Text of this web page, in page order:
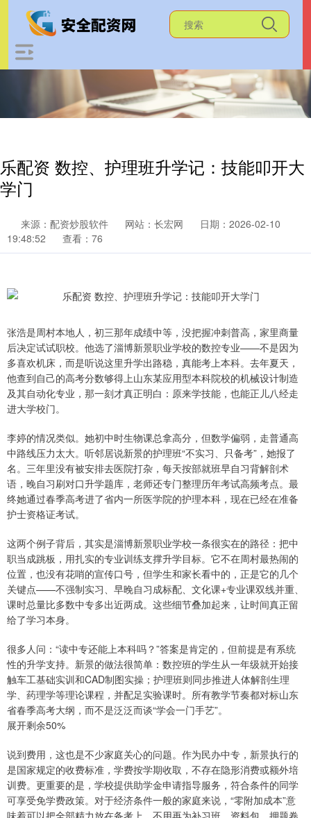
乐配资 数控、护理班升学记：技能叩开大
学门
来源：配资炒股软件 网站：长宏网
日期：2026-02-10
19:48:52
查看：76
张浩是周村本地人，初三那年成绩中等，没把握冲刺普高，家里商量
后决定试试职校。他选了淄博新景职业学校的数控专业——不是因为
多喜欢机床，而是听说这里升学出路稳，真能考上本科。去年夏天，
他查到自己的高考分数够得上山东某应用型本科院校的机械设计制造
及其自动化专业，那一刻才真正明白：原来学技能，也能正儿八经走
进大学校门。
李婷的情况类似。她初中时生物课总拿高分，但数学偏弱，走普通高
中路线压力太大。听邻居说新景的护理班“不实习、只备考”，她报了
名。三年里没有被安排去医院打杂，每天按部就班早自习背解剖术
语，晚自习刷对口升学题库，老师还专门整理历年考试高频考点。最
终她通过春季高考进了省内一所医学院的护理本科，现在已经在准备
护士资格证考试。
这两个例子背后，其实是淄博新景职业学校一条很实在的路径：把中
职当成跳板，用扎实的专业训练支撑升学目标。它不在周村最热闹的
位置，也没有花哨的宣传口号，但学生和家长看中的，正是它的几个
关键点——不强制实习、早晚自习成标配、文化课+专业课双线并重、
课时总量比多数中专多出近两成。这些细节叠加起来，让时间真正留
给了学习本身。
很多人问：“读中专还能上本科吗？”答案是肯定的，但前提是有系统
性的升学支持。新景的做法很简单：数控班的学生从一年级就开始接
触车工基础实训和CAD制图实操；护理班则同步推进人体解剖生理
学、药理学等理论课程，并配足实验课时。所有教学节奏都对标山东
省春季高考大纲，而不是泛泛而谈“学会一门手艺”。
展开剩余50%
说到费用，这也是不少家庭关心的问题。作为民办中专，新景执行的
是国家规定的收费标准，学费按学期收取，不存在隐形消费或额外培
训费。更重要的是，学校提供助学金申请指导服务，符合条件的同学
可享受免学费政策。对于经济条件一般的家庭来说，“零附加成本”意
味着可以把全部精力放在备考上，不用再为补习班、资料包、押题卷